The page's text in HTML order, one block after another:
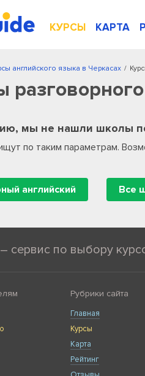
КУРСЫ КАРТА
/
английского языка в Черкасах
мы не нашли школы
по таким параметрам.
английский
сервис по выбору
Рубрики сайта
Главная
Курсы
Карта
Рейтинг